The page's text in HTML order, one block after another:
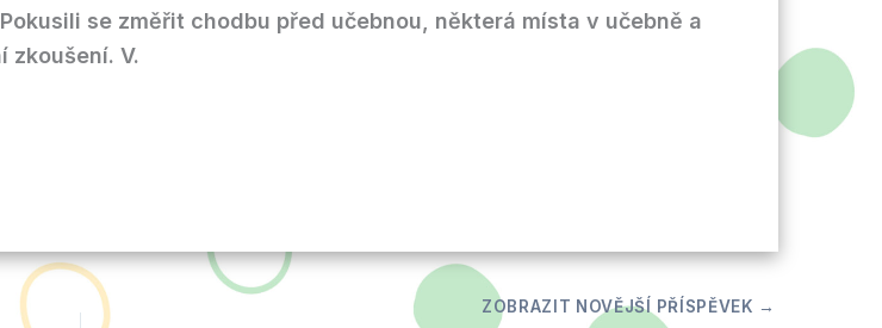
se změřit chodbu před učebnou, některá místa v učebně a
zkoušení. V.